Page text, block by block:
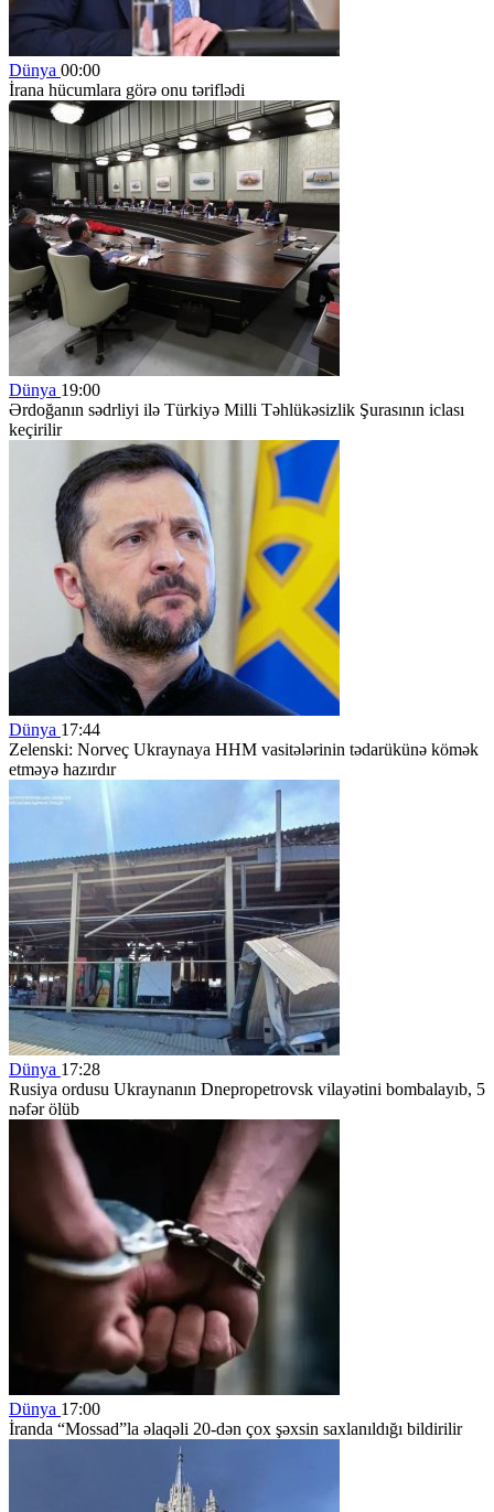
Dünya 00:00
İrana hücumlara görə onu təriflədi
Dünya 19:00
Ərdoğanın sədrliyi ilə Türkiyə Milli Təhlükəsizlik Şurasının iclası
keçirilir
Dünya 17:44
Zelenski: Norveç Ukraynaya HHM vasitələrinin tədarükünə kömək
etməyə hazırdır
Dünya 17:28
Rusiya ordusu Ukraynanın Dnepropetrovsk vilayətini bombalayıb, 5
nəfər ölüb
Dünya 17:00
İranda “Mossad”la əlaqəli 20-dən çox şəxsin saxlanıldığı bildirilir